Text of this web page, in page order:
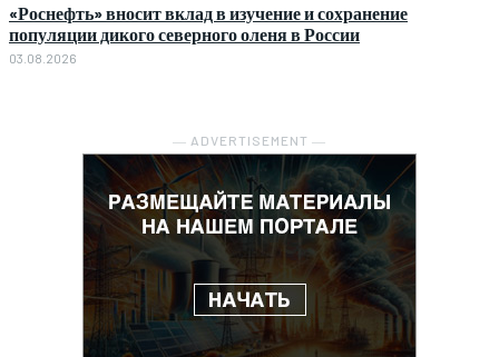
«Роснефть» вносит вклад в изучение и сохранение
популяции дикого северного оленя в России
03.08.2026
― ADVERTISEMENT ―